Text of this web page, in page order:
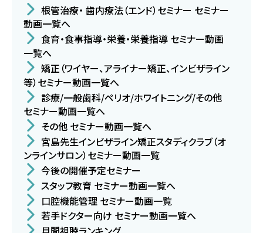
根管治療・ 歯内療法（エンド）セミナー セミナー
動画一覧へ
食育・食事指導・栄養・栄養指導 セミナー動画
一覧へ
矯正（ワイヤー、アライナー矯正、インビザライン
等）セミナー動画一覧へ
診療/一般歯科/ペリオ/ホワイトニング/その他
セミナー動画一覧へ
その他 セミナー動画一覧へ
宮島先生インビザライン矯正スタディクラブ（オ
ンラインサロン）セミナー動画一覧
今後の開催予定セミナー
スタッフ教育 セミナー動画一覧へ
口腔機能管理 セミナー動画一覧
若手ドクター向け セミナー動画一覧へ